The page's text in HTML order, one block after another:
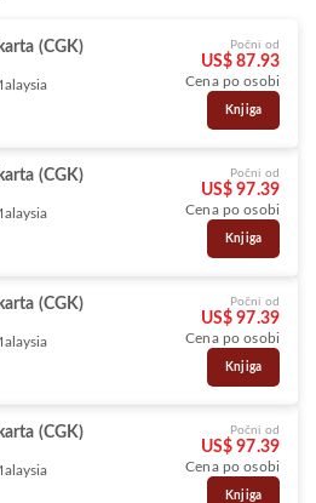
(CGK) Počni od
US$ 87.93
Cena po osobi
Knjiga
(CGK) Počni od
US$ 97.39
Cena po osobi
Knjiga
(CGK) Počni od
US$ 97.39
Cena po osobi
Knjiga
(CGK) Počni od
US$ 97.39
Cena po osobi
Knjiga